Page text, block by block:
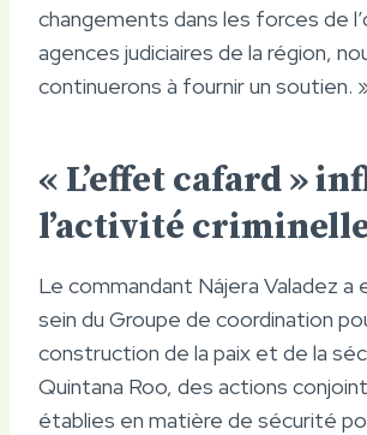
changements dans les forces de
agences judiciaires de la région,
continuerons à fournir un soutien.
« L’effet cafard »
l’activité
Le commandant Nájera Valadez a
sein du Groupe de coordination
construction de la paix et de la
Quintana Roo, des actions
établies en matière de sécurité